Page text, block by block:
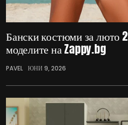
Бански костюми за люто
моделите на Zappy.bg
PAVEL ЮНИ 9, 2026